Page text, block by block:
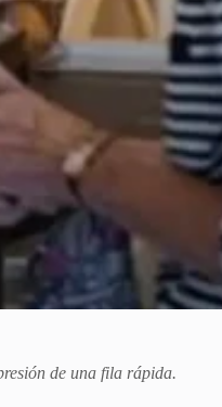
de una fila rápida.